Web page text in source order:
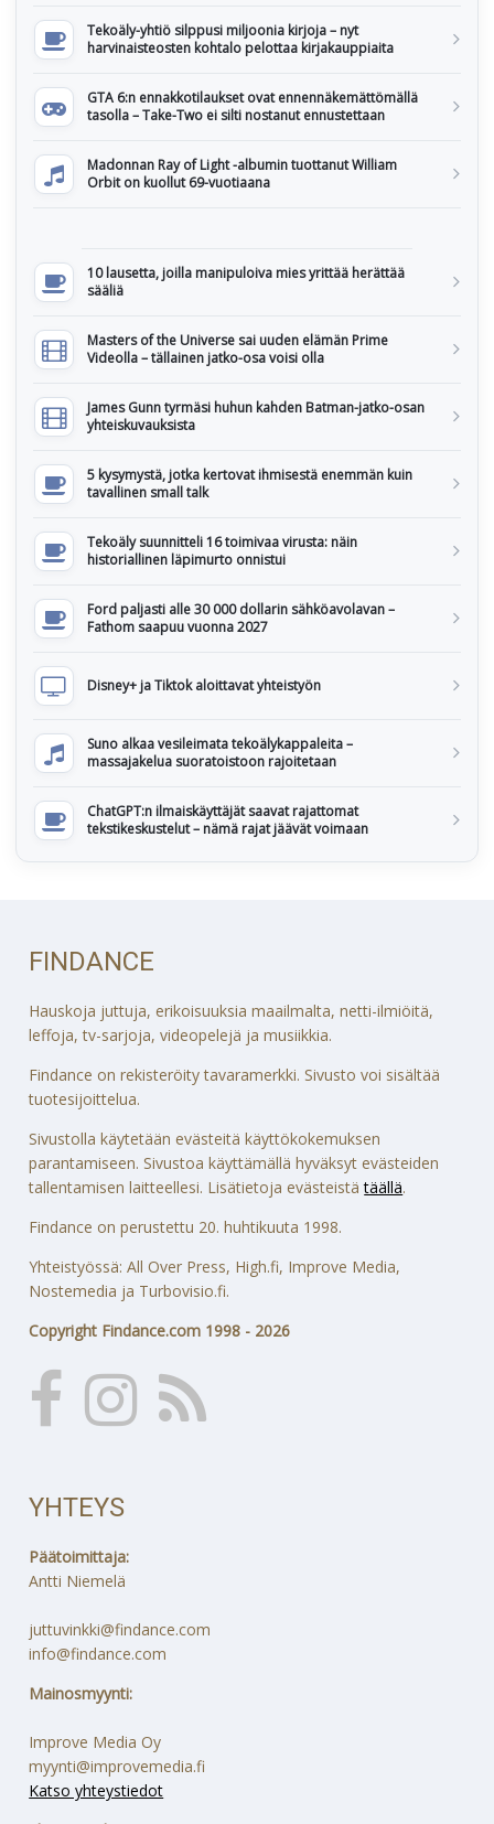
Tekoäly-yhtiö silppusi miljoonia kirjoja – nyt
harvinaisteosten kohtalo pelottaa kirjakauppiaita
GTA 6:n ennakkotilaukset ovat ennennäkemättömällä
tasolla – Take-Two ei silti nostanut ennustettaan
Madonnan Ray of Light -albumin tuottanut William
Orbit on kuollut 69-vuotiaana
10 lausetta, joilla manipuloiva mies yrittää herättää
sääliä
Masters of the Universe sai uuden elämän Prime
Videolla – tällainen jatko-osa voisi olla
James Gunn tyrmäsi huhun kahden Batman-jatko-osan
yhteiskuvauksista
5 kysymystä, jotka kertovat ihmisestä enemmän kuin
tavallinen small talk
Tekoäly suunnitteli 16 toimivaa virusta: näin
historiallinen läpimurto onnistui
Ford paljasti alle 30 000 dollarin sähköavolavan –
Fathom saapuu vuonna 2027
Disney+ ja Tiktok aloittavat yhteistyön
Suno alkaa vesileimata tekoälykappaleita –
massajakelua suoratoistoon rajoitetaan
ChatGPT:n ilmaiskäyttäjät saavat rajattomat
tekstikeskustelut – nämä rajat jäävät voimaan
FINDANCE
Hauskoja juttuja, erikoisuuksia maailmalta, netti-ilmiöitä,
leffoja, tv-sarjoja, videopelejä ja musiikkia.
Findance on rekisteröity tavaramerkki. Sivusto voi sisältää
tuotesijoittelua.
Sivustolla käytetään evästeitä käyttökokemuksen
parantamiseen. Sivustoa käyttämällä hyväksyt evästeiden
tallentamisen laitteellesi. Lisätietoja evästeistätäällä.
Findance on perustettu 20. huhtikuuta 1998.
Yhteistyössä: All Over Press, High.fi, Improve Media,
Nostemedia ja Turbovisio.fi.
Copyright Findance.com 1998 - 2026
YHTEYS
Päätoimittaja:
Antti Niemelä
juttuvinkki@findance.com
info@findance.com
Mainosmyynti:
Improve Media Oy
myynti@improvemedia.fi
Katso yhteystiedot